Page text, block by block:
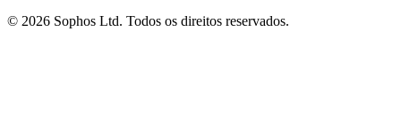
© 2026 Sophos Ltd. Todos os direitos reservados.